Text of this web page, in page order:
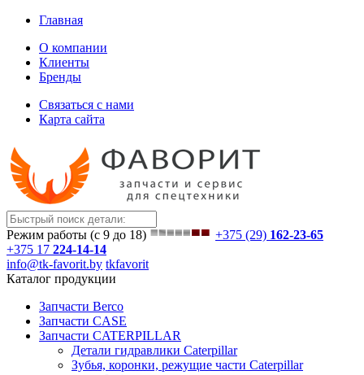
Главная
О компании
Клиенты
Бренды
Связаться с нами
Карта сайта
Режим работы (с 9 до 18) +375 (29) 162-23-65
+375 17 224-14-14
info@tk-favorit.by tkfavorit
Каталог продукции
Запчасти Berco
Запчасти CASE
Запчасти CATERPILLAR
Детали гидравлики Caterpillar
Зубья, коронки, режущие части Caterpillar